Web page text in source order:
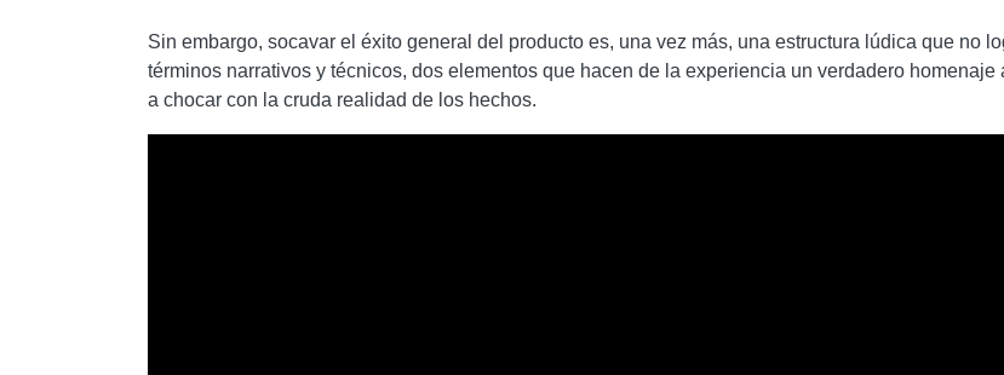
Sin embargo, socavar el éxito general del producto es, una vez más, una estructura lúdica que no
términos narrativos y técnicos, dos elementos que hacen de la experiencia un verdadero
a chocar con la cruda realidad de los hechos.